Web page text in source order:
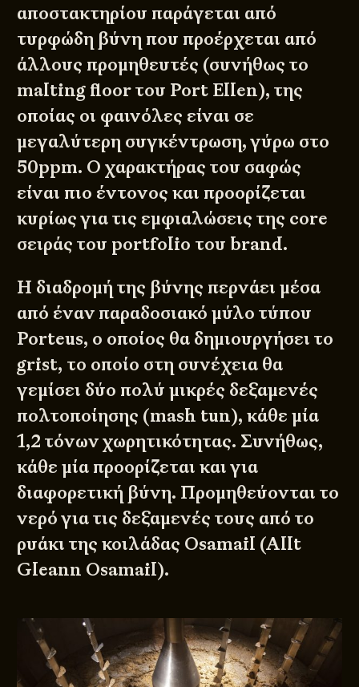
αποστακτηρίου παράγεται από
τυρφώδη βύνη που προέρχεται από
άλλους προμηθευτές (συνήθως το
malting floor του Port Ellen), της
οποίας οι φαινόλες είναι σε
μεγαλύτερη συγκέντρωση, γύρω στο
50ppm. Ο χαρακτήρας του σαφώς
είναι πιο έντονος και προορίζεται
κυρίως για τις εμφιαλώσεις της core
σειράς του portfolio του brand.
Η διαδρομή της βύνης περνάει μέσα
από έναν παραδοσιακό μύλο τύπου
Porteus, ο οποίος θα δημιουργήσει το
grist, το οποίο στη συνέχεια θα
γεμίσει δύο πολύ μικρές δεξαμενές
πολτοποίησης (mash tun), κάθε μία
1,2 τόνων χωρητικότητας. Συνήθως,
κάθε μία προορίζεται και για
διαφορετική βύνη. Προμηθεύονται το
νερό για τις δεξαμενές τους από το
ρυάκι της κοιλάδας Osamail (Allt
Gleann Osamail).